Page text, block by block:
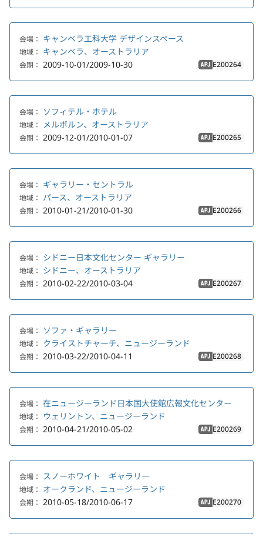
会場： キャンベラ工科大学 デザインスペース
地域： キャンベラ、オーストラリア
会期： 2009-10-01/2009-10-30 APJ E200264
会場： ソフィテル・ホテル
地域： メルボルン、オーストラリア
会期： 2009-12-01/2010-01-07 APJ E200265
会場： ギャラリー・セントラル
地域： パース、オーストラリア
会期： 2010-01-21/2010-01-30 APJ E200266
会場： シドニー日本文化センター ギャラリー
地域： シドニー、オーストラリア
会期： 2010-02-22/2010-03-04 APJ E200267
会場： ソファ・ギャラリー
地域： クライストチャーチ、ニュージーランド
会期： 2010-03-22/2010-04-11 APJ E200268
会場： 在ニュージーランド日本国大使館広報文化センター
地域： ウェリントン、ニュージーランド
会期： 2010-04-21/2010-05-02 APJ E200269
会場： スノーホワイト ギャラリー
地域： オークランド、ニュージーランド
会期： 2010-05-18/2010-06-17 APJ E200270